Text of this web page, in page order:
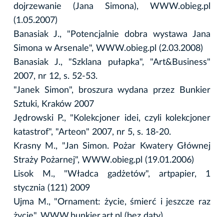
dojrzewanie (Jana Simona), WWW.obieg.pl
(1.05.2007)
Banasiak J., "Potencjalnie dobra wystawa Jana
Simona w Arsenale", WWW.obieg.pl (2.03.2008)
Banasiak J., "Szklana pułapka", "Art&Business"
2007, nr 12, s. 52-53.
"Janek Simon", broszura wydana przez Bunkier
Sztuki, Kraków 2007
Jędrowski P., "Kolekcjoner idei, czyli kolekcjoner
katastrof", "Arteon" 2007, nr 5, s. 18-20.
Krasny M., "Jan Simon. Pożar Kwatery Głównej
Straży Pożarnej", WWW.obieg.pl (19.01.2006)
Lisok M., "Władca gadżetów", artpapier, 1
stycznia (121) 2009
Ujma M., "Ornament: życie, śmierć i jeszcze raz